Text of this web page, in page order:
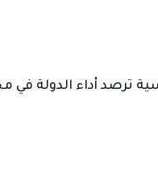
ترصد أداء الدولة